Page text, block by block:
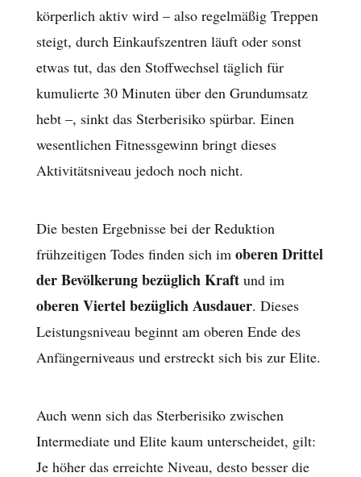
körperlich aktiv wird – also regelmäßig Treppen
steigt, durch Einkaufszentren läuft oder sonst
etwas tut, das den Stoffwechsel täglich für
kumulierte 30 Minuten über den Grundumsatz
hebt –, sinkt das Sterberisiko spürbar. Einen
wesentlichen Fitnessgewinn bringt dieses
Aktivitätsniveau jedoch noch nicht.
Die besten Ergebnisse bei der Reduktion
frühzeitigen Todes finden sich im oberen Drittel
der Bevölkerung bezüglich Kraftund im
oberen Viertel bezüglich Ausdauer. Dieses
Leistungsniveau beginnt am oberen Ende des
Anfängerniveaus und erstreckt sich bis zur Elite.
Auch wenn sich das Sterberisiko zwischen
Intermediate und Elite kaum unterscheidet, gilt:
Je höher das erreichte Niveau, desto besser die